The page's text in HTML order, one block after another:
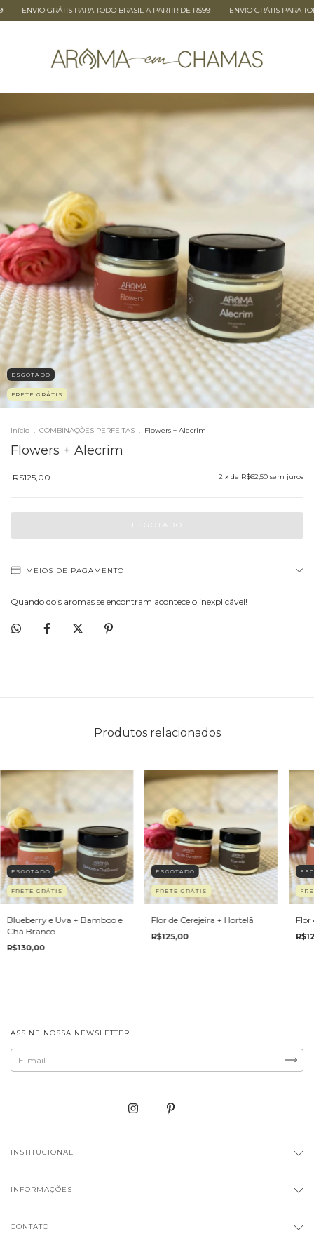
GRÁTIS PARA TODO BRASIL A PARTIR DE R$99 ENVIO GRÁTIS PARA TODO
ESGOTADO
FRETE GRÁTIS
Início . COMBINAÇÕES PERFEITAS . Flowers + Alecrim
Flowers + Alecrim
R$125,00 2 x de R$62,50 sem juros
MEIOS DE PAGAMENTO
Quando dois aromas se encontram acontece o inexplicável!
Produtos relacionados
ESGOTADO
FRETE GRÁTIS
Blueberry e Uva + Bamboo e
Chá Branco
R$130,00
ESGOTADO
FRETE GRÁTIS
Flor de Cerejeira + Hortelã
R$125,00
Flor
ASSINE NOSSA NEWSLETTER
INSTITUCIONAL
INFORMAÇÕES
CONTATO